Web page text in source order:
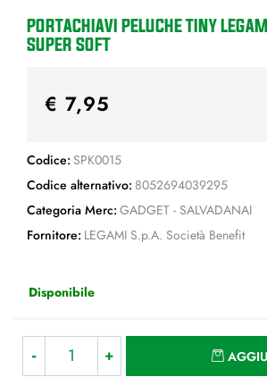
PORTACHIAVI PELUCHE TINY
SUPER SOFT
€ 7,95
Codice: SPK0015
Codice alternativo: 8052694039295
Categoria Merc: GADGET - SALVADANAI
Fornitore: LEGAMI S.p.A. Società Benefit
Disponibile